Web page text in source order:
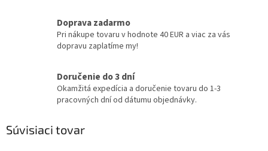
Doprava zadarmo
Pri nákupe tovaru v hodnote 40 EUR a viac za vás
dopravu zaplatíme my!
Doručenie do 3 dní
Okamžitá expedícia a doručenie tovaru do 1-3
pracovných dní od dátumu objednávky.
Súvisiaci tovar